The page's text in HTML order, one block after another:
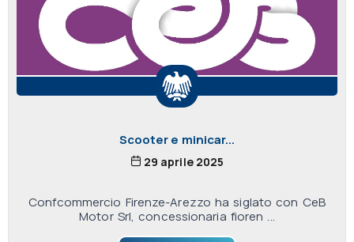
Scooter e minicar...
29 aprile 2025
Confcommercio Firenze-Arezzo ha siglato con CeB
Motor Srl, concessionaria fioren ...